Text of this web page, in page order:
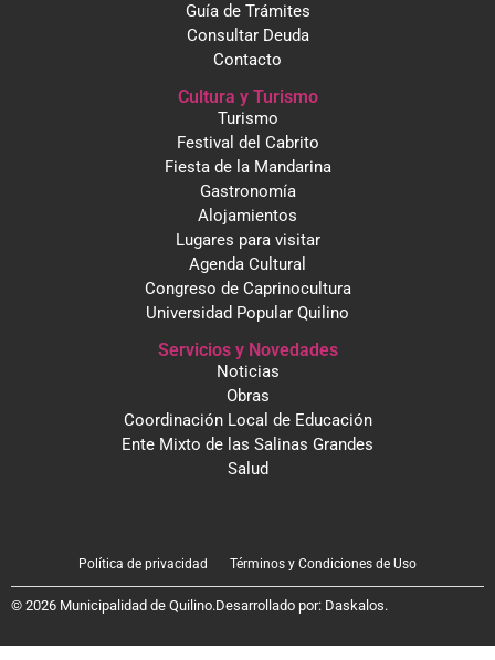
Guía de Trámites
Consultar Deuda
Contacto
Cultura y Turismo
Turismo
Festival del Cabrito
Fiesta de la Mandarina
Gastronomía
Alojamientos
Lugares para visitar
Agenda Cultural
Congreso de Caprinocultura
Universidad Popular Quilino
Servicios y Novedades
Noticias
Obras
Coordinación Local de Educación
Ente Mixto de las Salinas Grandes
Salud
Política de privacidad Términos y Condiciones de Uso
© 2026 Municipalidad de Quilino.Desarrollado por: Daskalos.